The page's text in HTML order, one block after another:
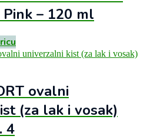
– 120 ml
ovalni
(za lak i vosak)
4